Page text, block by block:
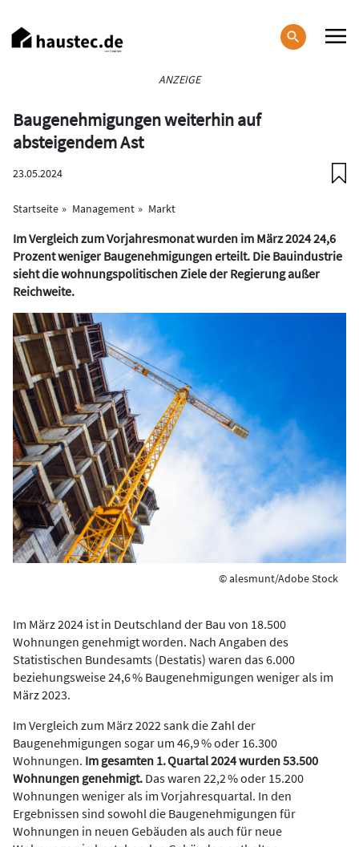
zum
Inhalt
ANZEIGE
Baugenehmigungen weiterhin auf
absteigendem Ast
23.05.2024
Startseite Management Markt
Im Vergleich zum Vorjahresmonat wurden im März 2024 24,6
Prozent weniger Baugenehmigungen erteilt. Die Bauindustrie
sieht die wohnungspolitischen Ziele der Regierung außer
Reichweite.
© alesmunt/Adobe Stock
Im März 2024 ist in Deutschland der Bau von 18.500
Wohnungen ge­neh­migt worden. Nach Angaben des
Statistischen Bundes­amts (Destatis) waren das 6.000
beziehungs­weise 24,6 % Bau­ge­neh­mi­gun­gen weniger als im
März 2023.
Im Vergleich zum März 2022 sank die Zahl der
Baugenehmigungen sogar um 46,9 % oder 16.300
Wohnungen. Im gesamten 1. Quartal 2024 wurden 53.500
Wohnungen genehmigt. Das waren 22,2 % oder 15.200
Wohnungen weniger als im Vorjahresquartal. In den
Ergebnissen sind sowohl die Baugenehmigungen für
Wohnungen in neuen Gebäuden als auch für neue